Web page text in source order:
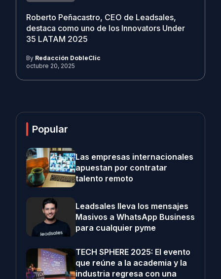
Roberto Peñacastro, CEO de Leadsales,
destaca como uno de los Innovators Under
35 LATAM 2025
By Redacción DobleClic
octubre 20, 2025
Popular
Las empresas internacionales
apuestan por contratar
talento remoto
Leadsales lleva los mensajes
Masivos a WhatsApp Business
para cualquier pyme
TECH SPHERE 2025: El evento
que reúne a la academia y la
industria regresa con una